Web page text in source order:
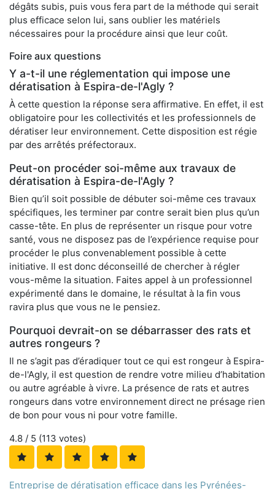
dégâts subis, puis vous fera part de la méthode qui serait
plus efficace selon lui, sans oublier les matériels
nécessaires pour la procédure ainsi que leur coût.
Foire aux questions
Y a-t-il une réglementation qui impose une
dératisation à Espira-de-l'Agly ?
À cette question la réponse sera affirmative. En effet, il est
obligatoire pour les collectivités et les professionnels de
dératiser leur environnement. Cette disposition est régie
par des arrêtés préfectoraux.
Peut-on procéder soi-même aux travaux de
dératisation à Espira-de-l'Agly ?
Bien qu’il soit possible de débuter soi-même ces travaux
spécifiques, les terminer par contre serait bien plus qu’un
casse-tête. En plus de représenter un risque pour votre
santé, vous ne disposez pas de l’expérience requise pour
procéder le plus convenablement possible à cette
initiative. Il est donc déconseillé de chercher à régler
vous-même la situation. Faites appel à un professionnel
expérimenté dans le domaine, le résultat à la fin vous
ravira plus que vous ne le pensiez.
Pourquoi devrait-on se débarrasser des rats et
autres rongeurs ?
Il ne s’agit pas d’éradiquer tout ce qui est rongeur à Espira-
de-l'Agly, il est question de rendre votre milieu d’habitation
ou autre agréable à vivre. La présence de rats et autres
rongeurs dans votre environnement direct ne présage rien
de bon pour vous ni pour votre famille.
4.8 / 5 (113 votes)
Entreprise de dératisation efficace dans les Pyrénées-